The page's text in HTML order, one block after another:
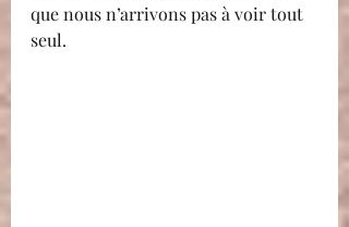
que nous n’arrivons pas à voir tout
seul.